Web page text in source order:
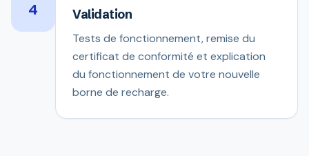
4 Validation
Tests de fonctionnement, remise du
certificat de conformité et explication
du fonctionnement de votre nouvelle
borne de recharge.